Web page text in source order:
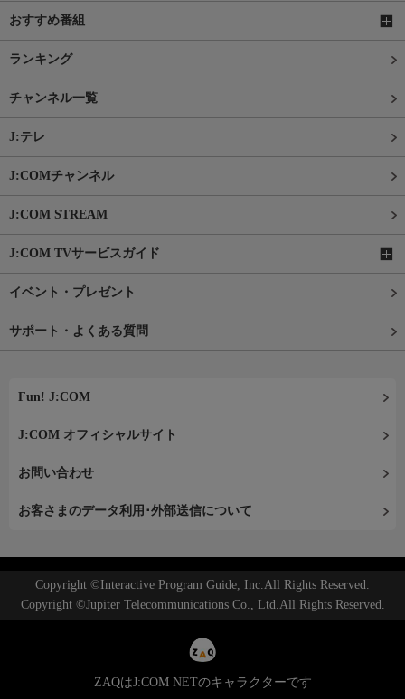
おすすめ番組
ランキング
チャンネル一覧
J:テレ
J:COMチャンネル
J:COM STREAM
J:COM TVサービスガイド
イベント・プレゼント
サポート・よくある質問
Fun! J:COM
J:COM オフィシャルサイト
お問い合わせ
お客さまのデータ利用･外部送信について
Copyright ©Interactive Program Guide, Inc.All Rights Reserved.
Copyright ©Jupiter Telecommunications Co., Ltd.All Rights Reserved.
ZAQはJ:COM NETのキャラクターです